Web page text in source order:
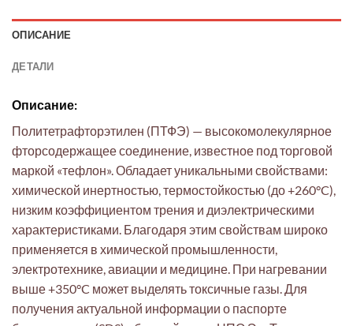
ОПИСАНИЕ
ДЕТАЛИ
Описание:
Политетрафторэтилен (ПТФЭ) — высокомолекулярное
фторсодержащее соединение, известное под торговой
маркой «тефлон». Обладает уникальными свойствами:
химической инертностью, термостойкостью (до +260°C),
низким коэффициентом трения и диэлектрическими
характеристиками. Благодаря этим свойствам широко
применяется в химической промышленности,
электротехнике, авиации и медицине. При нагревании
выше +350°C может выделять токсичные газы. Для
получения актуальной информации о паспорте